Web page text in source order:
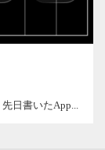
日書いたApp...